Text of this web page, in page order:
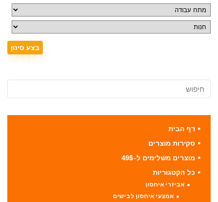
דף הבית
סקירות מוצרים
מוצרים משלימים ל-49$
כל הקטגוריות
אביזרי איחסון
אמצעי איחסון לבישים